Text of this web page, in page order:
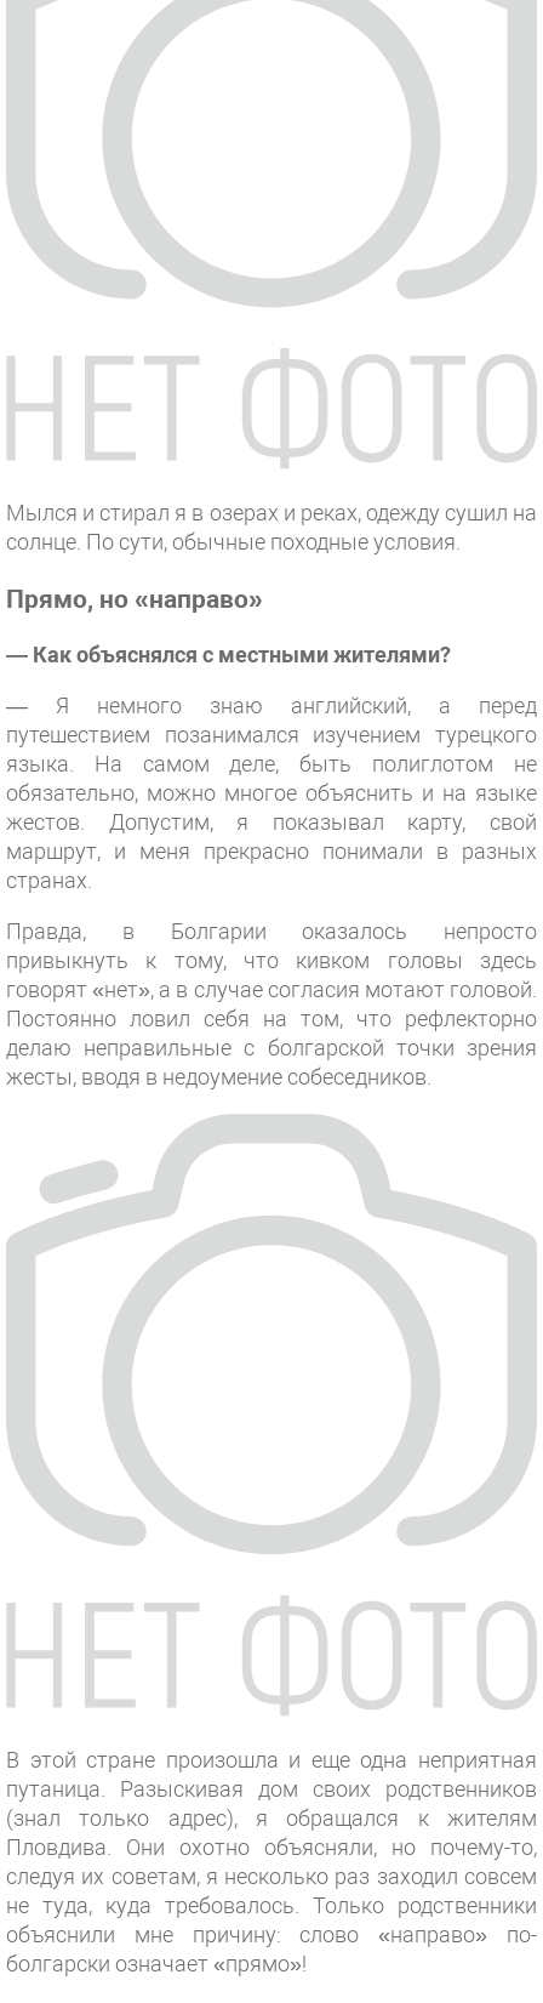
Мылся и стирал я в озерах и реках, одежду сушил на
солнце. По сути, обычные походные условия.
Прямо, но «направо»
— Как объяснялся с местными жителями?
— Я немного знаю английский, а перед
путешествием позанимался изучением турецкого
языка. На самом деле, быть полиглотом не
обязательно, можно многое объяснить и на языке
жестов. Допустим, я показывал карту, свой
маршрут, и меня прекрасно понимали в разных
странах.
Правда, в Болгарии оказалось непросто
привыкнуть к тому, что кивком головы здесь
говорят «нет», а в случае согласия мотают головой.
Постоянно ловил себя на том, что рефлекторно
делаю неправильные с болгарской точки зрения
жесты, вводя в недоумение собеседников.
В этой стране произошла и еще одна неприятная
путаница. Разыскивая дом своих родственников
(знал только адрес), я обращался к жителям
Пловдива. Они охотно объясняли, но почему-то,
следуя их советам, я несколько раз заходил совсем
не туда, куда требовалось. Только родственники
объяснили мне причину: слово «направо» по-
болгарски означает «прямо»!